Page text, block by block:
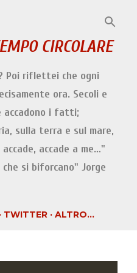
CIRCOLARE
Poi riflettei che ogni
ora. Secoli e
accadono i fatti;
sulla terra e sul mare,
accade a me…"
si biforcano" Jorge
TWITTER ALTRO…